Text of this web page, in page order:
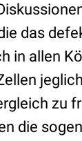
das
in allen
zu
die